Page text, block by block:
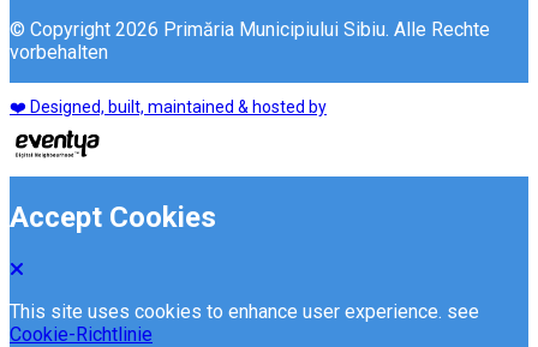
© Copyright 2026 Primăria Municipiului Sibiu. Alle Rechte
vorbehalten
❤️ Designed, built, maintained & hosted by
Accept Cookies
This site uses cookies to enhance user experience. see
Cookie-Richtlinie